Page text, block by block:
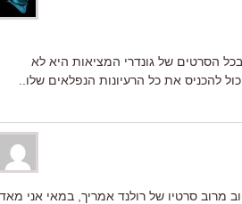
הסרטים של גונדרי המציאות היא לא
להכניס את כל הרעיונות הנפלאים שלו..
מרוב סרטיו של רולנד אמריך, במאי אני מאד